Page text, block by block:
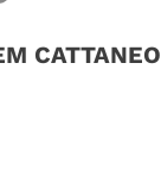
CATTANEO